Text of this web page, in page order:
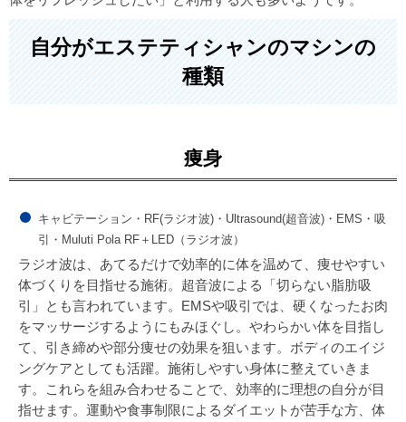
自分がエステティシャンのマシンの
種類
痩身
キャビテーション・RF(ラジオ波)・Ultrasound(超音波)・EMS・吸
引・Muluti Pola RF＋LED（ラジオ波）
ラジオ波は、あてるだけで効率的に体を温めて、痩せやすい
体づくりを目指せる施術。超音波による「切らない脂肪吸
引」とも言われています。EMSや吸引では、硬くなったお肉
をマッサージするようにもみほぐし。やわらかい体を目指し
て、引き締めや部分痩せの効果を狙います。ボディのエイジ
ングケアとしても活躍。施術しやすい身体に整えていきま
す。これらを組み合わせることで、効率的に理想の自分が目
指せます。運動や食事制限によるダイエットが苦手な方、体